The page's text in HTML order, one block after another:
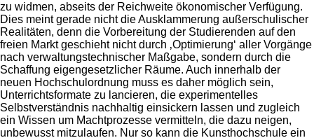
zu widmen, abseits der Reichweite ökonomischer Verfügung.
Dies meint gerade nicht die Ausklammerung außerschulischer
Realitäten, denn die Vorbereitung der Studierenden auf den
freien Markt geschieht nicht durch ‚Optimierung‘ aller Vorgänge
nach verwaltungstechnischer Maßgabe, sondern durch die
Schaffung eigengesetzlicher Räume. Auch innerhalb der
neuen Hochschulordnung muss es daher möglich sein,
Unterrichtsformate zu lancieren, die experimentelles
Selbstverständnis nachhaltig einsickern lassen und zugleich
ein Wissen um Machtprozesse vermitteln, die dazu neigen,
unbewusst mitzulaufen. Nur so kann die Kunsthochschule ein